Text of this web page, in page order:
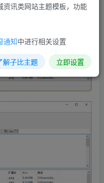
讯类网站主题模板，功能
通知中进行相关设置
解子比主题 立即设置